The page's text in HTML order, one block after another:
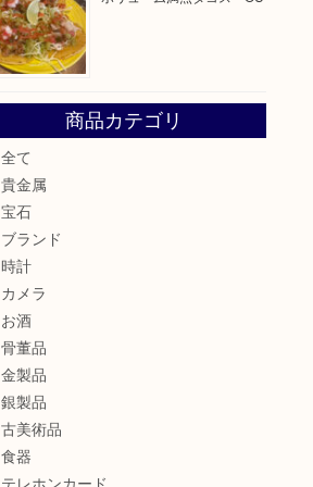
商品カテゴリ
全て
貴金属
宝石
ブランド
時計
カメラ
お酒
骨董品
金製品
銀製品
古美術品
食器
テレホンカード